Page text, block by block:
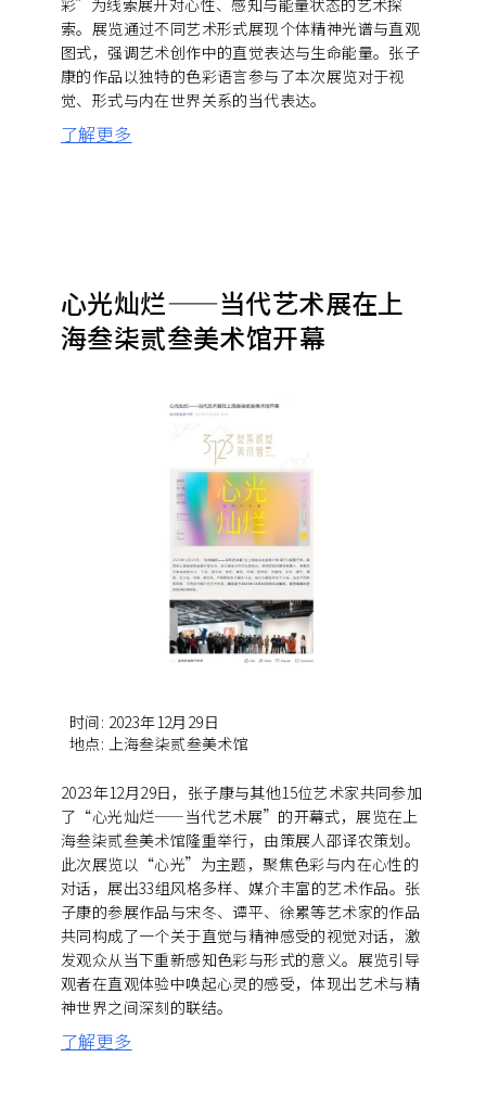
索。展览通过不同艺术形式展现个体精神光谱与直观
图式，强调艺术创作中的直觉表达与生命能量。张子
康的作品以独特的色彩语言参与了本次展览对于视
觉、形式与内在世界关系的当代表达。
了解更多
心光灿烂——当代艺术展在上
海叁柒贰叁美术馆开幕
时间: 2023年12月29日
地点: 上海叁柒贰叁美术馆
2023年12月29日，张子康与其他15位艺术家共同参加
了“心光灿烂——当代艺术展”的开幕式，展览在上
海叁柒贰叁美术馆隆重举行，由策展人邵译农策划。
此次展览以“心光”为主题，聚焦色彩与内在心性的
对话，展出33组风格多样、媒介丰富的艺术作品。张
子康的参展作品与宋冬、谭平、徐累等艺术家的作品
共同构成了一个关于直觉与精神感受的视觉对话，激
发观众从当下重新感知色彩与形式的意义。展览引导
观者在直观体验中唤起心灵的感受，体现出艺术与精
神世界之间深刻的联结。
了解更多